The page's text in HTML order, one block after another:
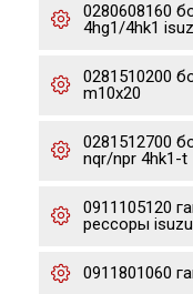
0280608160
4hg1/4hk1
0281510200
m10x20
0281512700
nqr/npr 4hk1-t
0911105120
рессоры
0911801060